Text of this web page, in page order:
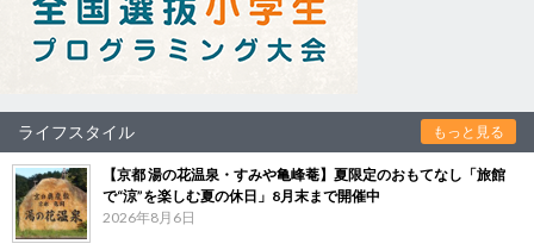
ライフスタイル もっと見る
【京都 湯の花温泉・すみや亀峰菴】夏限定のおもてなし「旅館
で“涼”を楽しむ夏の休日」8月末まで開催中
2026年8月6日